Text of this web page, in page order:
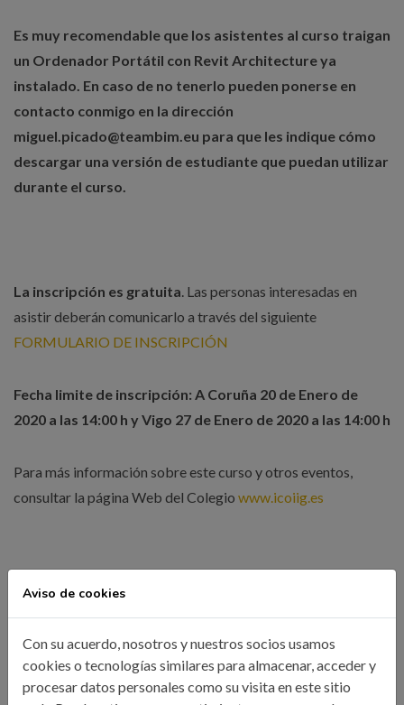
Es muy recomendable que los asistentes al curso traigan
un Ordenador Portátil con Revit Architecture ya
instalado. En caso de no tenerlo pueden ponerse en
contacto conmigo en la dirección
miguel.picado@teambim.eu para que les indique cómo
descargar una versión de estudiante que puedan utilizar
durante el curso.
La inscripción es gratuita. Las personas interesadas en
asistir deberán comunicarlo a través del siguiente
FORMULARIO DE INSCRIPCIÓN
Fecha limite de inscripción: A Coruña 20 de Enero de
2020 a las 14:00 h y Vigo 27 de Enero de 2020 a las 14:00 h
Para más información sobre este curso y otros eventos,
consultar la página Web del Colegio www.icoiig.es
Organizada por Consejo General de Colegios de
Oficial de Ingenieros Industriales de Galicia y
subvencionado por el Ministerio de Fomento
Aviso de cookies
Con su acuerdo, nosotros y nuestros socios usamos
cookies o tecnologías similares para almacenar, acceder y
procesar datos personales como su visita en este sitio